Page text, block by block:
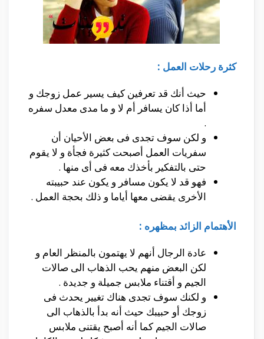
كثرة رحلات العمل :
حيث أنك قد تعرفين كيف يسير عمل زوجك و
أما أذا كان يسافر أم لا و ما مدى معدل سفره
.
و لكن سوف تجدى فى بعض الأحيان أن
سفريات العمل أصبحت كثيرة فجأة و لا يقوم
حتى بالتفكير بأخذك معه فى أى منها .
فهو قد لا يكون مسافر و يكون عند حبيبته
الأخرى يقضى معها أياما و ذلك بحجة العمل .
الأهتمام الزائد بمظهره :
عادة الرجال أنهم لا يهتمون بالمنظر العام و
لكن البعض منهم يحب الذهاب الى صالات
الجيم و أقتناء ملابس جميلة و جديدة .
و لكنك سوف تجدى هناك تغيير يحدث فى
زوجك أو حبيبك حيث أنه بدأ بالذهاب الى
صالات الجيم كما أنه أصبح يقتنى ملابس